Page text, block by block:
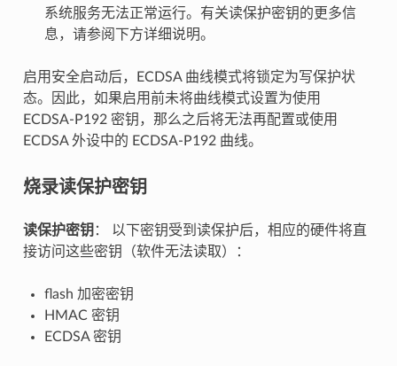
系统服务无法正常运行。有关读保护密钥的更多信
息，请参阅下方详细说明。
启用安全启动后，ECDSA 曲线模式将锁定为写保护状
态。因此，如果启用前未将曲线模式设置为使用
ECDSA-P192 密钥，那么之后将无法再配置或使用
ECDSA 外设中的 ECDSA-P192 曲线。
烧录读保护密钥
读保护密钥 ： 以下密钥受到读保护后，相应的硬件将直
接访问这些密钥（软件无法读取）：
flash 加密密钥
HMAC 密钥
ECDSA 密钥